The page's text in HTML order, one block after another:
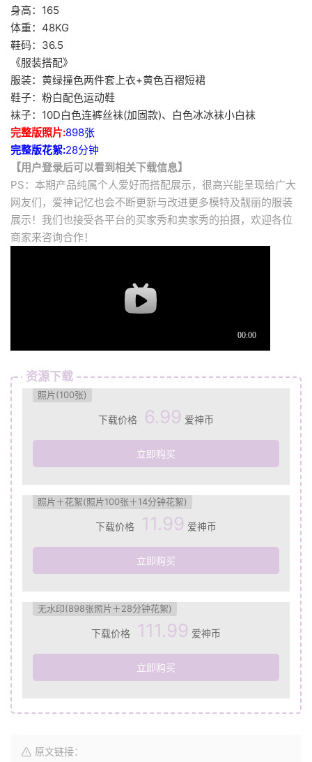
身高：165
体重：48KG
鞋码：36.5
《服装搭配》
服装：黄绿撞色两件套上衣+黄色百褶短裙
鞋子：粉白配色运动鞋
袜子：10D白色连裤丝袜(加固款)、白色冰冰袜小白袜
完整版照片:898张
完整版花絮:28分钟
【用户登录后可以看到相关下载信息】
PS：本期产品纯属个人爱好而搭配展示，很高兴能呈现给广大
网友们，爱神记忆也会不断更新与改进更多模特及靓丽的服装
展示！我们也接受各平台的买家秀和卖家秀的拍摄，欢迎各位
商家来咨询合作！
资源下载
照片(100张)
下载价格 6.99 爱神币
立即购买
照片＋花絮(照片100张＋14分钟花絮)
下载价格 11.99 爱神币
立即购买
无水印(898张照片＋28分钟花絮)
下载价格 111.99 爱神币
立即购买
原文链接：